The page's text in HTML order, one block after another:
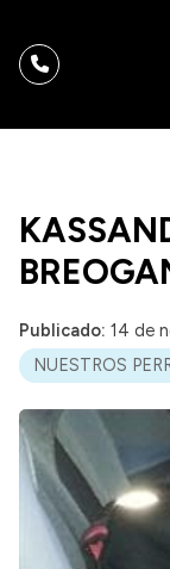
Publicado: 14 de
NUESTROS